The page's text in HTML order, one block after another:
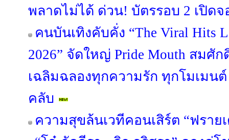
พลาดไม่ได้ ด่วน! บัตรรอบ 2 เปิดจ
คนบันเทิงคับคั่ง “The Viral Hits
2026” จัดใหญ่ Pride Mouth สมศั
เฉลิมฉลองทุกความรัก ทุกโมเมน
คลับ
ความสุขล้นเวทีคอนเสิร์ต “ฟรา